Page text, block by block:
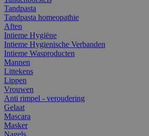
Tandpasta
Tandpasta homeopathie
Aften
Intieme Hygiëne
Intieme Hygienische Verbanden
Intieme Wasproducten
Mannen
Littekens
Lippen
Vrouwen
Anti rimpel - veroudering
Gelaat
Mascara
Masker
Nagels